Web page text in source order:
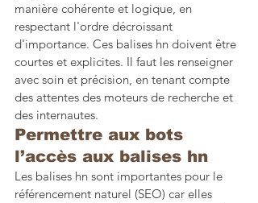
manière cohérente et logique, en
respectant l'ordre décroissant
d'importance. Ces balises hn doivent être
courtes et explicites. Il faut les renseigner
avec soin et précision, en tenant compte
des attentes des moteurs de recherche et
des internautes.
Permettre aux bots
l’accès aux balises hn
Les balises hn sont importantes pour le
référencement naturel (SEO) car elles